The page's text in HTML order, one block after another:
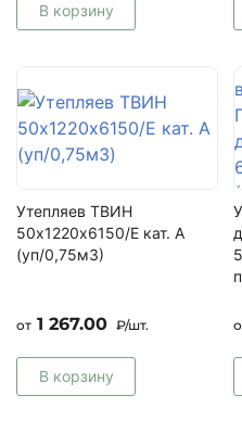
В корзину
Утепляев ТВИН
50х1220х6150/Е кат. A
(уп/0,75м3)
от 1 267.00 ₽/шт.
В корзину